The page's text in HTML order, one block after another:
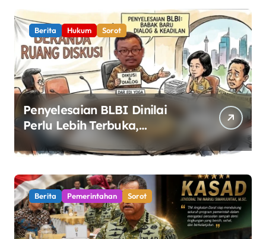
Berita Hukum Sorot
Penyelesaian BLBI Dinilai
Perlu Lebih Terbuka,
Pemerintah Diminta Buka
Ruang Dialog
Berita Pemerintahan Sorot